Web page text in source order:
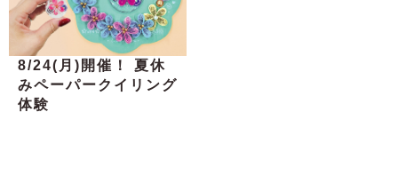
8/24(月)開催！ 夏休
みペーパークイリング
体験